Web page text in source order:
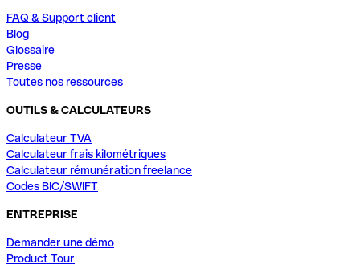
FAQ & Support client
Blog
Glossaire
Presse
Toutes nos ressources
OUTILS & CALCULATEURS
Calculateur TVA
Calculateur frais kilométriques
Calculateur rémunération freelance
Codes BIC/SWIFT
ENTREPRISE
Demander une démo
Product Tour